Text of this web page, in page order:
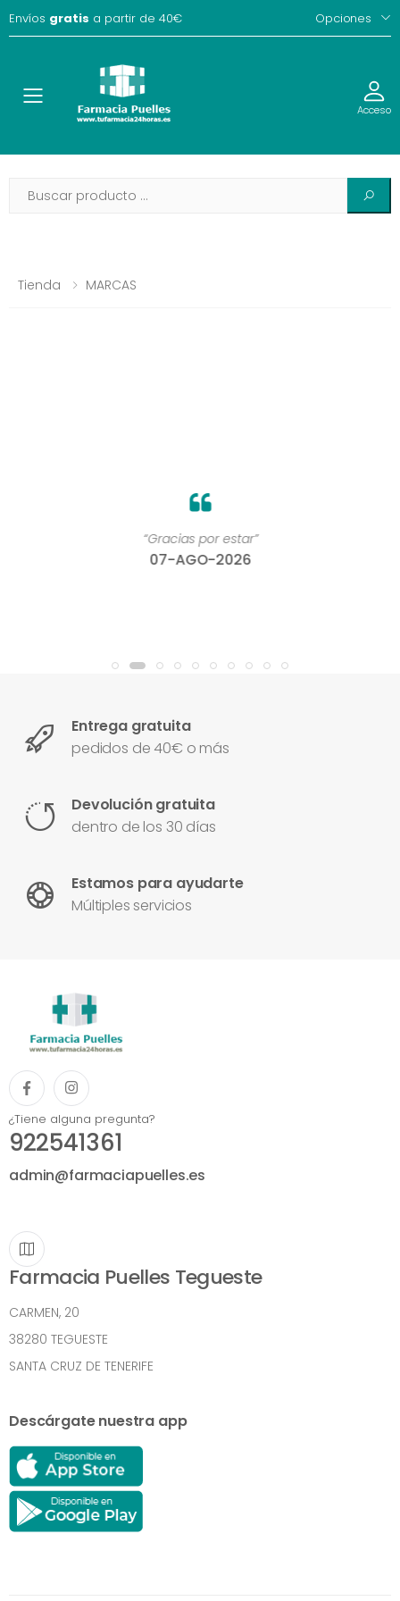
Envíos gratis a partir de 40€ Opciones
Toggle Acceso
Tienda MARCAS
“Gracias por estar”
07-AGO-2026
Entrega gratuita
pedidos de 40€ o más
Devolución gratuita
dentro de los 30 días
Estamos para ayudarte
Múltiples servicios
¿Tiene alguna pregunta?
922541361
admin@farmaciapuelles.es
Farmacia Puelles Tegueste
CARMEN, 20
38280 TEGUESTE
SANTA CRUZ DE TENERIFE
Descárgate nuestra app